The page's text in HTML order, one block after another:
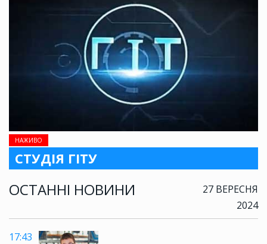
НАЖИВО
СТУДІЯ ГІТУ
ОСТАННІ НОВИНИ
27 ВЕРЕСНЯ
2024
17:43